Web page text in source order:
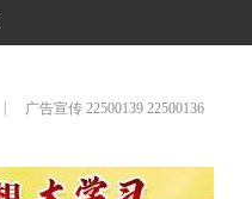
广告宣传 22500139 22500136